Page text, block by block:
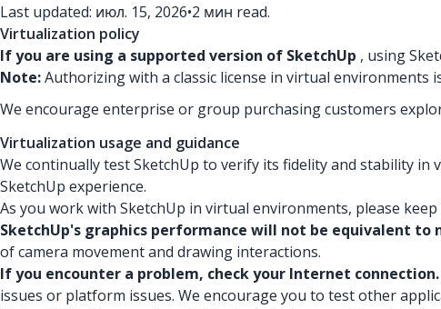
Last updated: июл. 15, 2026•2 мин read.
Virtualization policy
If you are using a supported version of SketchUp , using
Note:Authorizing with a classic license in virtual environments
We encourage enterprise or group purchasing customers
Virtualization usage and guidance
We continually test SketchUp to verify its fidelity and stability
SketchUp experience.
As you work with SketchUp in virtual environments, please keep
SketchUp's graphics performance will not be equivalent to
of camera movement and drawing interactions.
If you encounter a problem, check your Internet connection.
issues or platform issues. We encourage you to test other